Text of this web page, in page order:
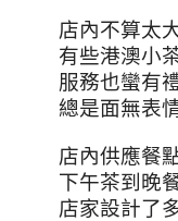
店內不算太
有些港澳小
服務也蠻有
總是面無表
店內供應餐
下午茶到晚
店家設計了